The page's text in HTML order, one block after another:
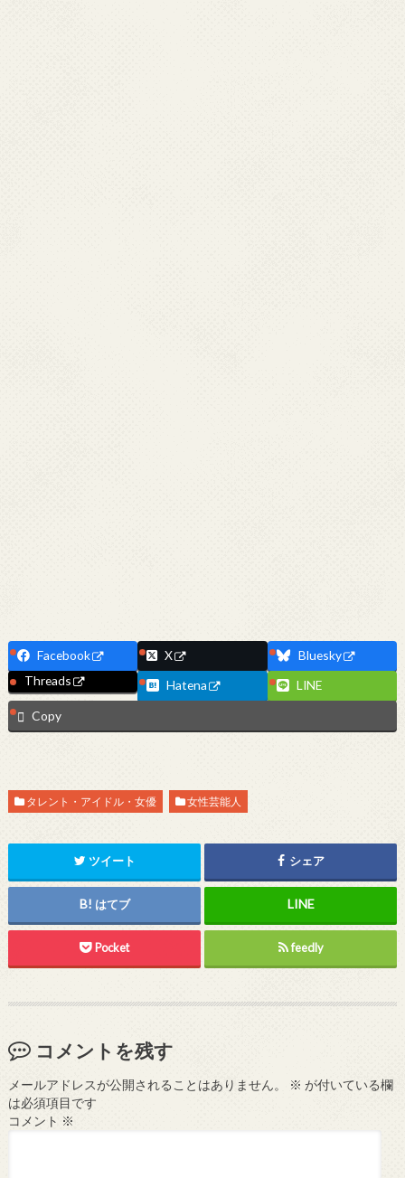
Facebook X
Bluesky
Threads
Hatena
LINE
Copy
タレント・アイドル・女優 女性芸能人
ツイート シェア
はてブ
Pocket feedly
コメントを残す
メールアドレスが公開されることはありません。 ※ が付いている欄
は必須項目です
コメント ※